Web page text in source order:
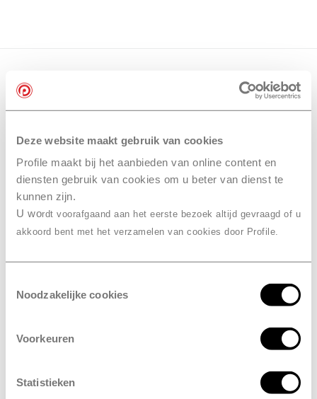
Deze website maakt gebruik van cookies
Profile maakt bij het aanbieden van online content en
diensten gebruik van cookies om u beter van dienst te
kunnen zijn.
U wordt voorafgaand aan het eerste bezoek altijd gevraagd of u
akkoord bent met het verzamelen van cookies door Profile.
Noodzakelijke cookies
Voorkeuren
Statistieken